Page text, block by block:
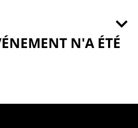
N'A ÉTÉ